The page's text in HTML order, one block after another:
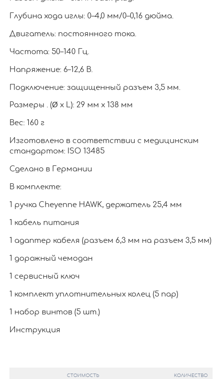
Глубина хода иглы: 0–4,0 мм/0–0,16 дюйма.
Двигатель: постоянного тока.
Частота: 50–140 Гц.
Напряжение: 6–12,6 В.
Подключение: защищенный разъем 3,5 мм.
Размеры . (Ø x L): 29 мм x 138 мм
Вес: 160 г
Изготовлено в соответствии с медицинским
стандартом: ISO 13485
Сделано в Германии
В комплекте:
1 ручка Cheyenne HAWK, держатель 25,4 мм
1 кабель питания
1 адаптер кабеля (разъем 6,3 мм на разъем 3,5 мм)
1 дорожный чемодан
1 сервисный ключ
1 комплект уплотнительных колец (5 пар)
1 набор винтов (5 шт.)
Инструкция
СТОИМОСТЬ КОЛИЧЕСТВО